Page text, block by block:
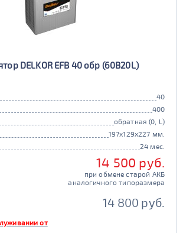
DELKOR EFB 40 обр (60B20L)
40
400
обратная (0, L)
197x129x227 мм.
24 мес.
14 500 руб.
при обмене старой АКБ
аналогичного типоразмера
14 800 руб.
от